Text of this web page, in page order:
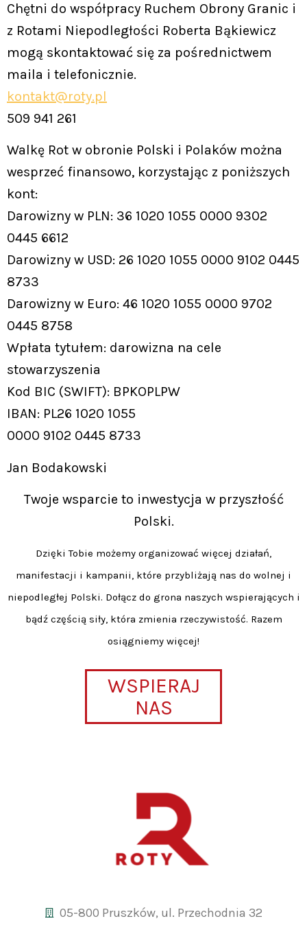
Chętni do współpracy Ruchem Obrony Granic i
z Rotami Niepodległości Roberta Bąkiewicz
mogą skontaktować się za pośrednictwem
maila i telefonicznie.
kontakt@roty.pl
509 941 261
Walkę Rot w obronie Polski i Polaków można
wesprzeć finansowo, korzystając z poniższych
kont:
Darowizny w PLN: 36 1020 1055 0000 9302
0445 6612
Darowizny w USD: 26 1020 1055 0000 9102 0445
8733
Darowizny w Euro: 46 1020 1055 0000 9702
0445 8758
Wpłata tytułem: darowizna na cele
stowarzyszenia
Kod BIC (SWIFT): BPKOPLPW
IBAN: PL26 1020 1055
0000 9102 0445 8733
Jan Bodakowski
Twoje wsparcie to inwestycja w przyszłość
Polski.
Dzięki Tobie możemy organizować więcej działań,
manifestacji i kampanii, które przybliżają nas do wolnej i
niepodległej Polski. Dołącz do grona naszych wspierających i
bądź częścią siły, która zmienia rzeczywistość. Razem
osiągniemy więcej!
WSPIERAJ
NAS
05-800 Pruszków, ul. Przechodnia 32